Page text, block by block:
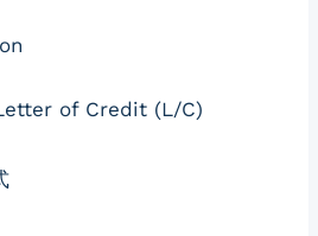
of Credit (L/C)